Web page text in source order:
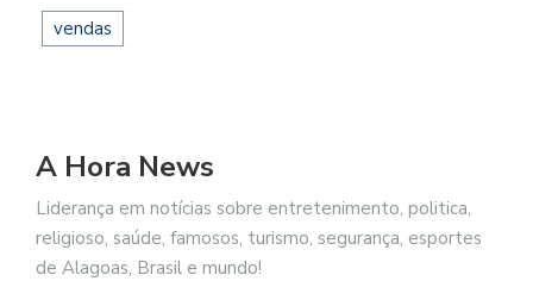
vendas
A Hora News
Liderança em notícias sobre entretenimento, politica,
religioso, saúde, famosos, turismo, segurança, esportes
de Alagoas, Brasil e mundo!